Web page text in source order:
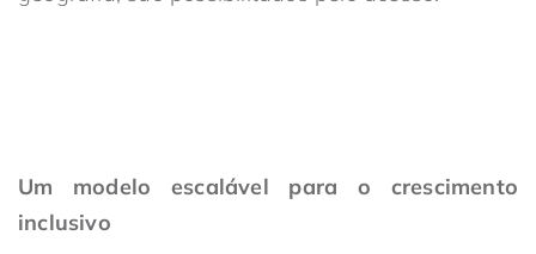
Um modelo escalável para o crescimento
inclusivo